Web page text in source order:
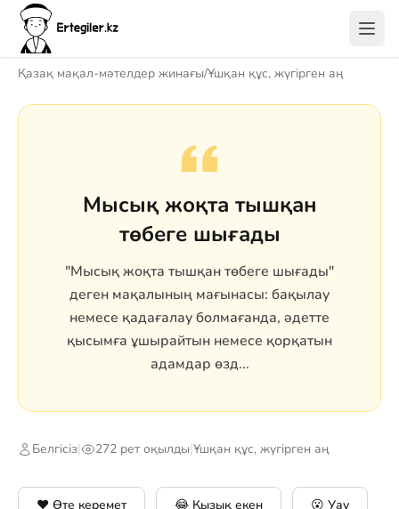
Қазақ мақал-мәтелдер жинағы/Ұшқан құс, жүгірген аң
Мысық жоқта тышқан
төбеге шығады
"Мысық жоқта тышқан төбеге шығады"
деген мақалының мағынасы: бақылау
немесе қадағалау болмағанда, әдетте
қысымға ұшырайтын немесе қорқатын
адамдар өзд...
Белгісіз| 272 рет оқылды|Ұшқан құс, жүгірген аң
❤️ Өте керемет 😂 Қызық екен 😮 Уау